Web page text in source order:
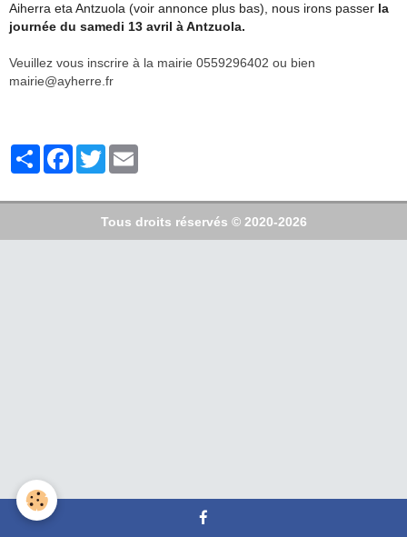
Aiherra eta Antzuola (voir annonce plus bas), nous irons passer la
journée du samedi 13 avril à Antzuola.
Veuillez vous inscrire à la mairie 0559296402 ou bien
mairie@ayherre.fr
PartagerFacebook
Twitter
Tous droits réservés © 2020-2026